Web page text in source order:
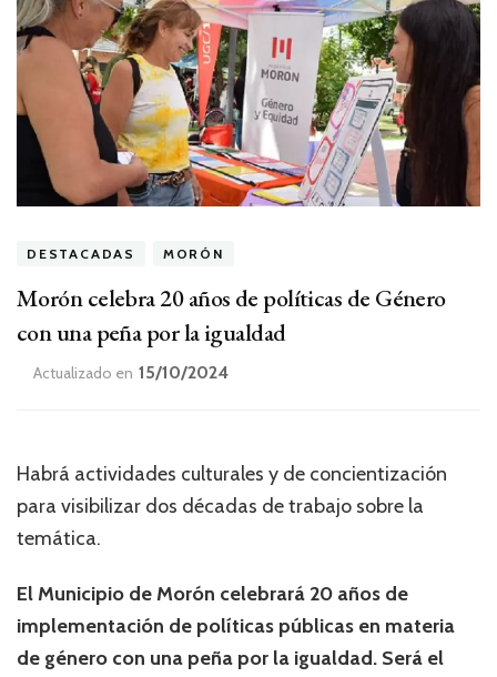
DESTACADAS MORÓN
Morón celebra 20 años de políticas de Género
con una peña por la igualdad
Actualizado en 15/10/2024
Habrá actividades culturales y de concientización
para visibilizar dos décadas de trabajo sobre la
temática.
El Municipio de Morón celebrará 20 años de
implementación de políticas públicas en materia
de género con una peña por la igualdad. Será el